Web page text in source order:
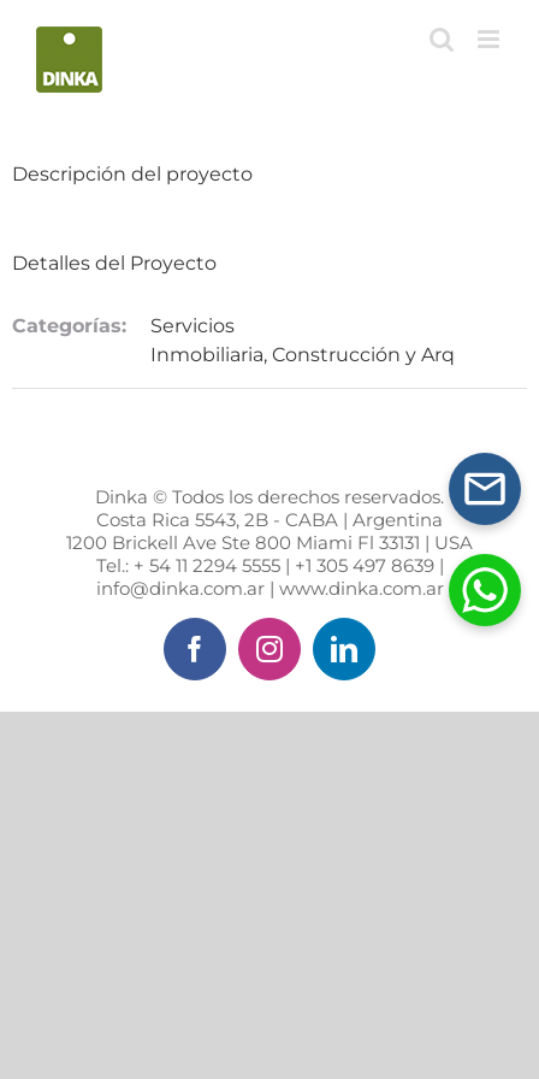
Descripción del proyecto
Detalles del Proyecto
Categorías:
Servicios
Inmobiliaria, Construcción y Arq
Dinka © Todos los derechos reservados.
Costa Rica 5543, 2B - CABA | Argentina
1200 Brickell Ave Ste 800 Miami Fl 33131 | USA
Tel.: + 54 11 2294 5555 | +1 305 497 8639 |
info@dinka.com.ar | www.dinka.com.ar
FacebookInstagramLinkedIn